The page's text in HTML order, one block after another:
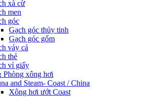
xà cừ
men
góc
Gạch góc thủy tinh
Gạch góc gốm
vảy cá
thẻ
vỉ giấy
Phòng xông hơi
and Steam- Coast / China
Xông hơi ướt Coast